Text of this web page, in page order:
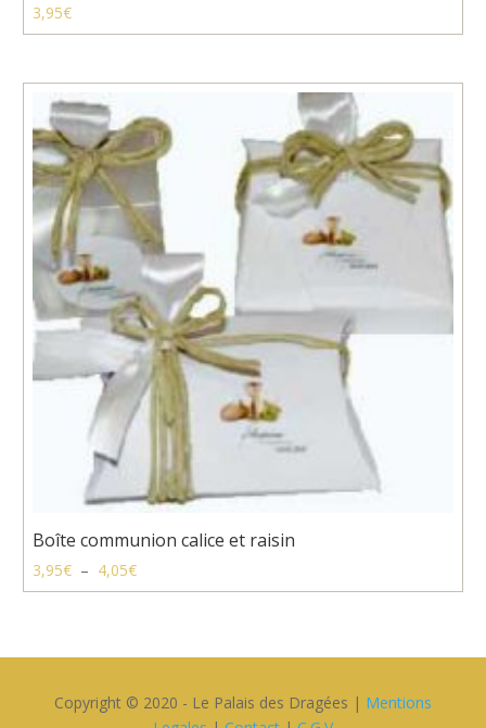
3,95€
Boîte communion calice et raisin
3,95€ – 4,05€Plage
de
4,05€
Copyright © 2020 - Le Palais des Dragées | Mentions